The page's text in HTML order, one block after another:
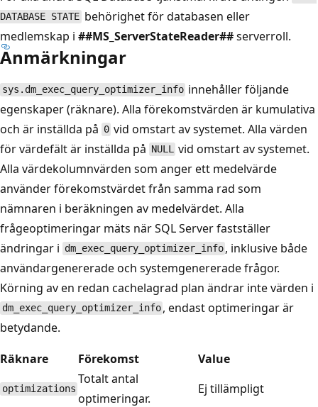
DATABASE STATE behörighet för databasen eller
medlemskap i ##MS_ServerStateReader##serverroll.
Anmärkningar
sys.dm_exec_query_optimizer_info innehåller följande
egenskaper (räknare). Alla förekomstvärden är kumulativa
och är inställda på 0 vid omstart av systemet. Alla värden
för värdefält är inställda på NULL vid omstart av systemet.
Alla värdekolumnvärden som anger ett medelvärde
använder förekomstvärdet från samma rad som
nämnaren i beräkningen av medelvärdet. Alla
frågeoptimeringar mäts när SQL Server fastställer
ändringar i dm_exec_query_optimizer_info , inklusive både
användargenererade och systemgenererade frågor.
Körning av en redan cachelagrad plan ändrar inte värden i
dm_exec_query_optimizer_info , endast optimeringar är
betydande.
Räknare
Förekomst Value
optimizations
Totalt antal
optimeringar.
Ej tillämpligt